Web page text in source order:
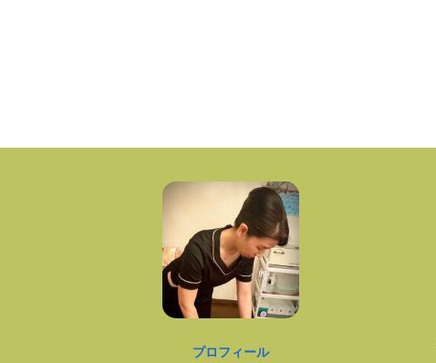
プロフィール